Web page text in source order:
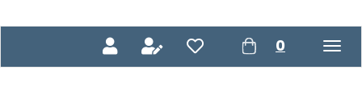
0 prodotti
inseriti